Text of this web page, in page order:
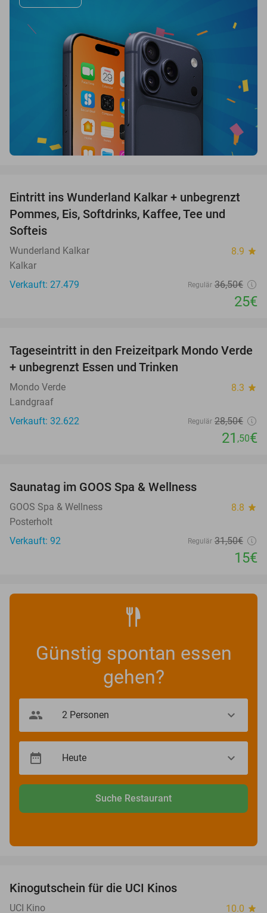
32%
Eintritt ins Wunderland Kalkar + unbegrenzt
Pommes, Eis, Softdrinks, Kaffee, Tee und
Softeis
Wunderland Kalkar 8.9 star
Kalkar
Verkauft: 27.479
Regulär 36,50€
25€
25%
Tageseintritt in den Freizeitpark Mondo Verde
+ unbegrenzt Essen und Trinken
Mondo Verde 8.3 star
Landgraaf
Verkauft: 32.622
Regulär 28,50€
21 ,50€
TODAY
Saunatag im GOOS Spa & Wellness
GOOS Spa & Wellness 8.8 star
Posterholt
Verkauft: 92
Regulär 31,50€
15€
Günstig spontan essen
gehen?
Suche Restaurant
Kinogutschein für die UCI Kinos
UCI Kino 10.0 star